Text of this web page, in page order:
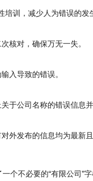
训，减少人为错误的发
核对，确保万无一失。
入导致的错误。
公司名称的错误信息并
发布的信息均为最新且
不必要的“有限公司”字